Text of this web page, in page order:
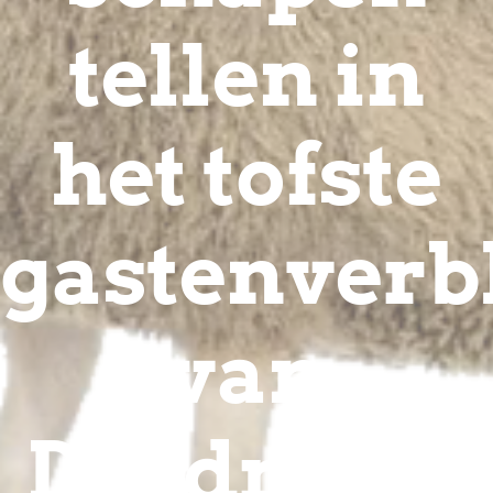
tellen in
het tofste
van